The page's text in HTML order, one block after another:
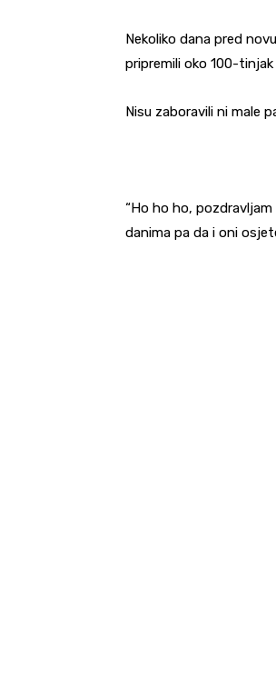
Nekoliko dana pred
pripremili oko 100-
Nisu zaboravili ni male
“Ho ho ho,
danima pa da i oni